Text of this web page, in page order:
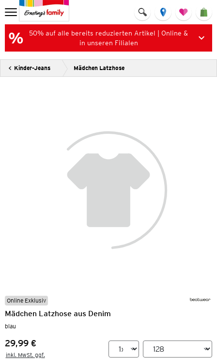
50% auf alle bereits reduzierten Artikel | Online &
in unseren Filialen
Kinder-Jeans Mädchen Latzhose
Online Exklusiv
Mädchen Latzhose aus Denim
blau
Preis:
29,99 €
inkl. MwSt. ggf.